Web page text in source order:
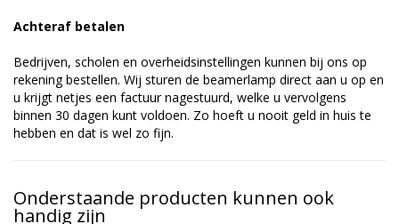
Achteraf betalen
Bedrijven, scholen en overheidsinstellingen kunnen bij ons op
rekening bestellen. Wij sturen de beamerlamp direct aan u op en
u krijgt netjes een factuur nagestuurd, welke u vervolgens
binnen 30 dagen kunt voldoen. Zo hoeft u nooit geld in huis te
hebben en dat is wel zo fijn.
Onderstaande producten kunnen ook
handig zijn